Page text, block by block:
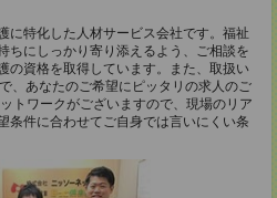
に特化した人材サービス会社です。福祉
ちにしっかり寄り添えるよう、ご相談を
の資格を取得しています。また、取扱い
、あなたのご希望にピッタリの求人のご
トワークがございますので、現場のリア
条件に合わせてご自身では言いにくい条